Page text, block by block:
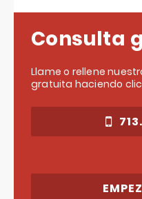
Consulta
Llame o rellene
gratuita haciendo